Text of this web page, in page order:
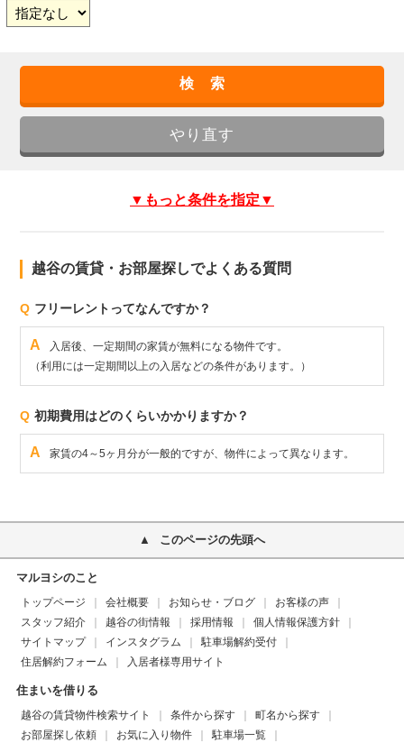
▼もっと条件を指定▼
越谷の賃貸・お部屋探しでよくある質問
Q フリーレントってなんですか？
A
入居後、一定期間の家賃が無料になる物件です。
（利用には一定期間以上の入居などの条件があります。）
Q 初期費用はどのくらいかかりますか？
A 家賃の4～5ヶ月分が一般的ですが、物件によって異なります。
このページの先頭へ
マルヨシのこと
トップページ 会社概要 お知らせ・ブログ
お客様の声
スタッフ紹介
越谷の街情報 採用情報
個人情報保護方針
サイトマップ
インスタグラム
駐車場解約受付
住居解約フォーム
入居者様専用サイト
住まいを借りる
越谷の賃貸物件検索サイト 条件から探す
町名から探す
お部屋探し依頼
お気に入り物件
駐車場一覧